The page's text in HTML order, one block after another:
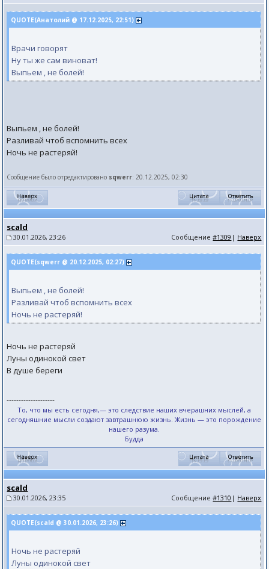
QUOTE(Анатолий @ 17.12.2025, 22:51)
Врачи говорят
Ну ты же сам виноват!
Выпьем , не болей!
Выпьем , не болей!
Разливай чтоб вспомнить всех
Ночь не растеряй!
Сообщение было отредактировано sqwerr: 20.12.2025, 02:30
scald
30.01.2026, 23:26 Сообщение#1309 | Наверх
QUOTE(sqwerr @ 20.12.2025, 02:27)
Выпьем , не болей!
Разливай чтоб вспомнить всех
Ночь не растеряй!
Ночь не растеряй
Луны одинокой свет
В душе береги
--------------------
То, что мы есть сегодня,— это следствие наших вчерашних мыслей, а
сегодняшние мысли создают завтрашнюю жизнь. Жизнь — это порождение
нашего разума.
Будда
scald
30.01.2026, 23:35 Сообщение#1310 | Наверх
QUOTE(scald @ 30.01.2026, 23:26)
Ночь не растеряй
Луны одинокой свет